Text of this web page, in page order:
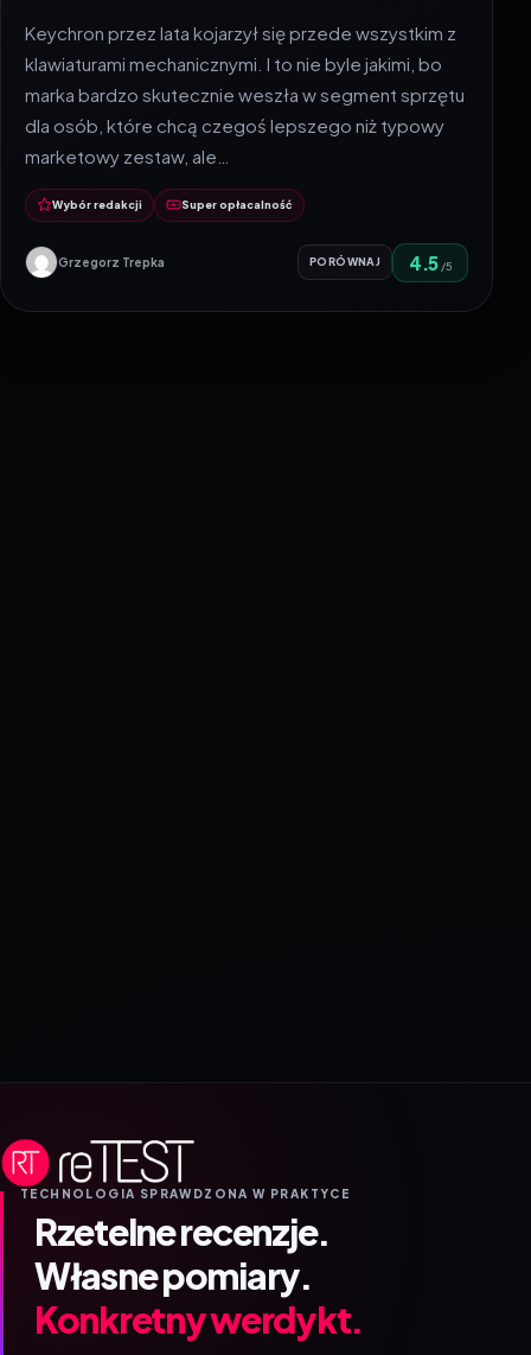
Keychron przez lata kojarzył się przede wszystkim z
klawiaturami mechanicznymi. I to nie byle jakimi, bo
marka bardzo skutecznie weszła w segment sprzętu
dla osób, które chcą czegoś lepszego niż typowy
marketowy zestaw, ale…
Wybór redakcji Super opłacalność
Grzegorz Trepka PORÓWNAJ 4.5 /5
TECHNOLOGIA SPRAWDZONA W PRAKTYCE
Rzetelne recenzje.
Własne pomiary.
Konkretny werdykt.